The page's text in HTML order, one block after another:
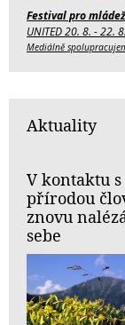
Festival pro mládež
UNITED 20. 8. - 22.
Mediálně
Aktuality
V kontaktu s
přírodou
znovu
sebe